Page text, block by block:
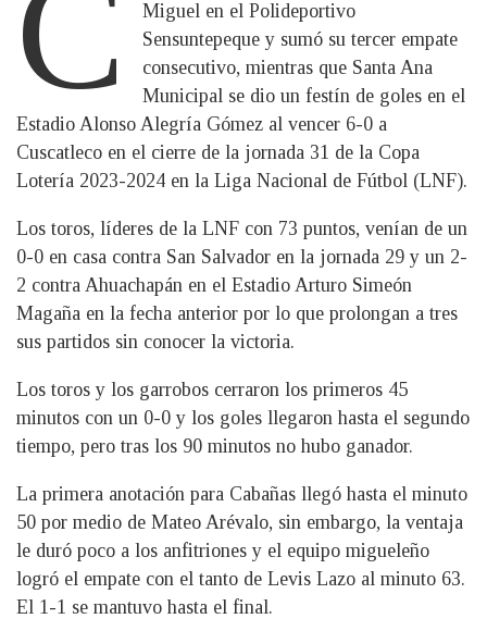
Miguel en el Polideportivo
Sensuntepeque y sumó su tercer empate
consecutivo, mientras que Santa Ana
Municipal se dio un festín de goles en el
Estadio Alonso Alegría Gómez al vencer 6-0 a
Cuscatleco en el cierre de la jornada 31 de la Copa
Lotería 2023-2024 en la Liga Nacional de Fútbol (LNF).
Los toros, líderes de la LNF con 73 puntos, venían de un
0-0 en casa contra San Salvador en la jornada 29 y un 2-
2 contra Ahuachapán en el Estadio Arturo Simeón
Magaña en la fecha anterior por lo que prolongan a tres
sus partidos sin conocer la victoria.
Los toros y los garrobos cerraron los primeros 45
minutos con un 0-0 y los goles llegaron hasta el segundo
tiempo, pero tras los 90 minutos no hubo ganador.
La primera anotación para Cabañas llegó hasta el minuto
50 por medio de Mateo Arévalo, sin embargo, la ventaja
le duró poco a los anfitriones y el equipo migueleño
logró el empate con el tanto de Levis Lazo al minuto 63.
El 1-1 se mantuvo hasta el final.